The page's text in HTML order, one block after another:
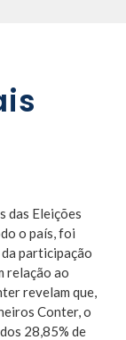
das Eleições
o país, foi
participação
relação ao
revelam que,
Conter, o
28,85% de